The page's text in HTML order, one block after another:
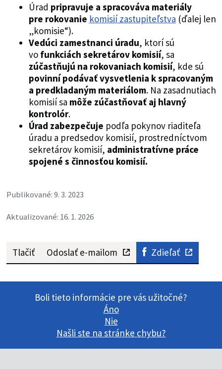
Úrad pripravuje a spracováva materiály
pre rokovanie komisií zastupiteľstva (ďalej len
„komisie“).
Vedúci zamestnanci úradu, ktorí sú
vo funkciách sekretárov komisií, sa
zúčastňujú na rokovaniach komisií, kde sú
povinní podávať vysvetlenia k spracovaným
a predkladaným materiálom. Na zasadnutiach
komisií sa môže zúčastňovať aj hlavný
kontrolór.
Úrad zabezpečuje podľa pokynov riaditeľa
úradu a predsedov komisií, prostredníctvom
sekretárov komisií, administratívne práce
spojené s činnosťou komisií.
Publikované: 9. 3. 2023
Aktualizované: 16. 1. 2026
Tlačiť Odoslať e-mailom Zdieľať
Boli tieto informácie pre vás užitočné?
Áno
Nie
Našli ste na stránke chybu?